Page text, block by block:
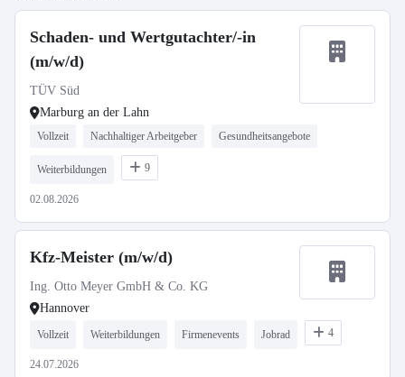
Schaden- und Wertgutachter/-in
(m/w/d)
TÜV Süd
Marburg an der Lahn
Vollzeit Nachhaltiger Arbeitgeber Gesundheitsangebote
Weiterbildungen 9
02.08.2026
Kfz-Meister (m/w/d)
Ing. Otto Meyer GmbH & Co. KG
Hannover
Vollzeit Weiterbildungen Firmenevents Jobrad 4
24.07.2026